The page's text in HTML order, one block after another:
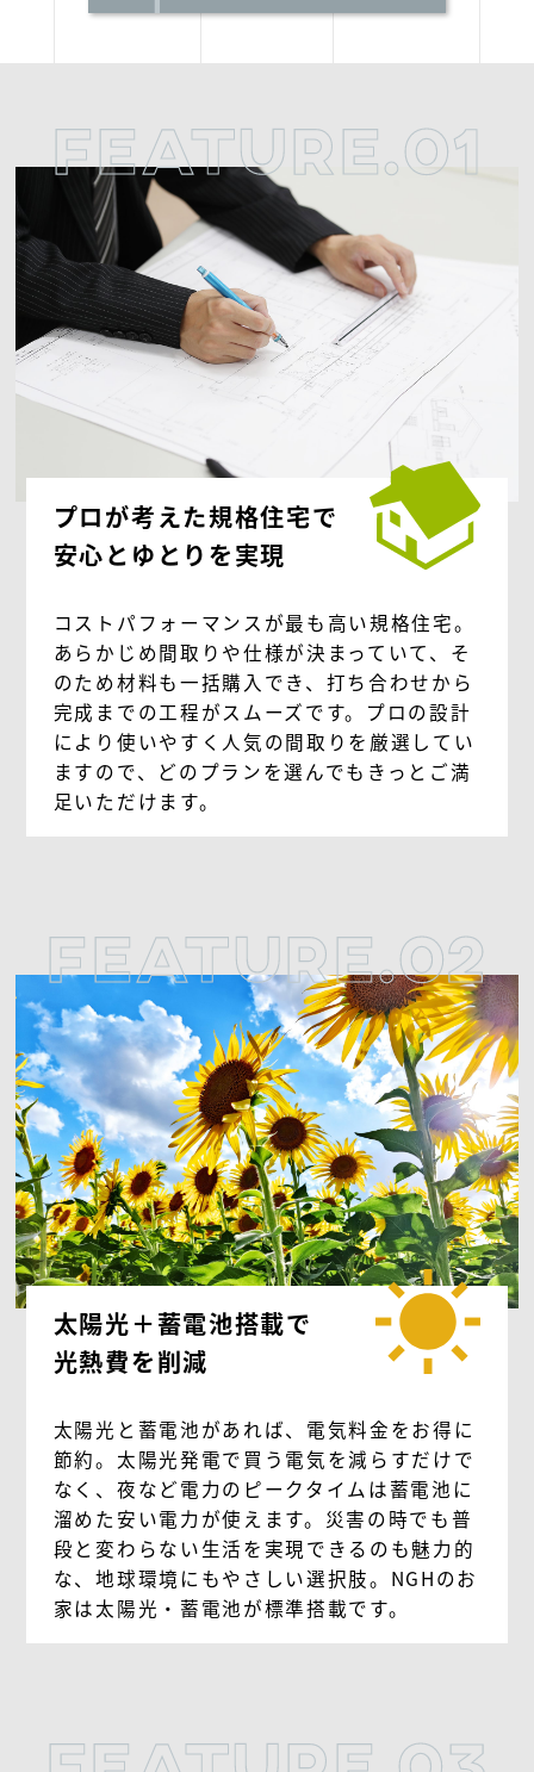
FEATURE.01
プロが考えた規格住宅で
安心とゆとりを実現
コストパフォーマンスが最も高い規格住宅。
あらかじめ間取りや仕様が決まっていて、そ
のため材料も一括購入でき、打ち合わせから
完成までの工程がスムーズです。プロの設計
により使いやすく人気の間取りを厳選してい
ますので、どのプランを選んでもきっとご満
足いただけます。
FEATURE.02
太陽光＋蓄電池搭載で
光熱費を削減
太陽光と蓄電池があれば、電気料金をお得に
節約。太陽光発電で買う電気を減らすだけで
なく、夜など電力のピークタイムは蓄電池に
溜めた安い電力が使えます。災害の時でも普
段と変わらない生活を実現できるのも魅力的
な、地球環境にもやさしい選択肢。NGHのお
家は太陽光・蓄電池が標準搭載です。